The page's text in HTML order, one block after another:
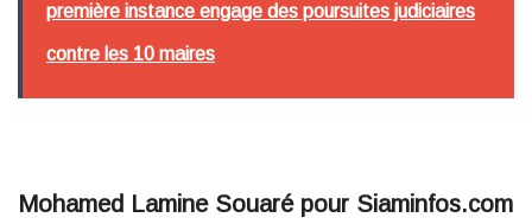
première instance engage des poursuites judiciaires
contre les 10 maires
Mohamed Lamine Souaré pour Siaminfos.com